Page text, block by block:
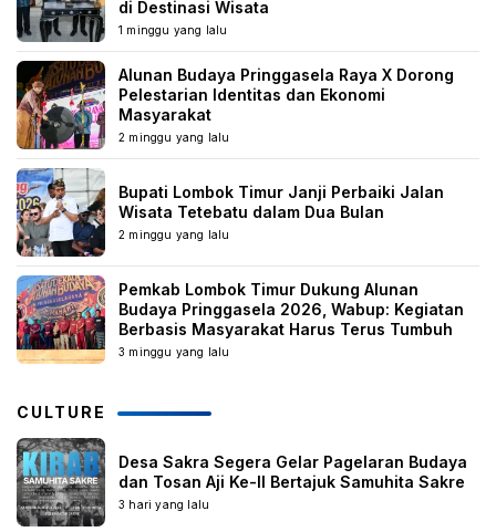
di Destinasi Wisata
1 minggu yang lalu
Alunan Budaya Pringgasela Raya X Dorong
Pelestarian Identitas dan Ekonomi
Masyarakat
2 minggu yang lalu
Bupati Lombok Timur Janji Perbaiki Jalan
Wisata Tetebatu dalam Dua Bulan
2 minggu yang lalu
Pemkab Lombok Timur Dukung Alunan
Budaya Pringgasela 2026, Wabup: Kegiatan
Berbasis Masyarakat Harus Terus Tumbuh
3 minggu yang lalu
CULTURE
Desa Sakra Segera Gelar Pagelaran Budaya
dan Tosan Aji Ke-II Bertajuk Samuhita Sakre
3 hari yang lalu